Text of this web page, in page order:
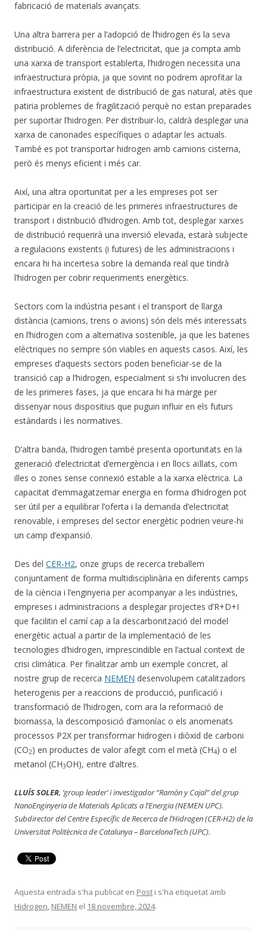
fabricació de materials avançats.
Una altra barrera per a l’adopció de l’hidrogen és la seva
distribució. A diferència de l’electricitat, que ja compta amb
una xarxa de transport establerta, l’hidrogen necessita una
infraestructura pròpia, ja que sovint no podrem aprofitar la
infraestructura existent de distribució de gas natural, atès que
patiria problemes de fragilització perquè no estan preparades
per suportar l’hidrogen. Per distribuir-lo, caldrà desplegar una
xarxa de canonades específiques o adaptar les actuals.
També es pot transportar hidrogen amb camions cisterna,
però és menys eficient i més car.
Així, una altra oportunitat per a les empreses pot ser
participar en la creació de les primeres infraestructures de
transport i distribució d’hidrogen. Amb tot, desplegar xarxes
de distribució requerirà una inversió elevada, estarà subjecte
a regulacions existents (i futures) de les administracions i
encara hi ha incertesa sobre la demanda real que tindrà
l’hidrogen per cobrir requeriments energètics.
Sectors com la indústria pesant i el transport de llarga
distància (camions, trens o avions) són dels més interessats
en l’hidrogen com a alternativa sostenible, ja que les bateries
elèctriques no sempre són viables en aquests casos. Així, les
empreses d’aquests sectors poden beneficiar-se de la
transició cap a l’hidrogen, especialment si s’hi involucren des
de les primeres fases, ja que encara hi ha marge per
dissenyar nous dispositius que puguin influir en els futurs
estàndards i les normatives.
D’altra banda, l’hidrogen també presenta oportunitats en la
generació d’electricitat d’emergència i en llocs aïllats, com
illes o zones sense connexió estable a la xarxa elèctrica. La
capacitat d’emmagatzemar energia en forma d’hidrogen pot
ser útil per a equilibrar l’oferta i la demanda d’electricitat
renovable, i empreses del sector energètic podrien veure-hi
un camp d’expansió.
Des del CER-H2, onze grups de recerca treballem
conjuntament de forma multidisciplinària en diferents camps
de la ciència i l’enginyeria per acompanyar a les indústries,
empreses i administracions a desplegar projectes d’R+D+I
que facilitin el camí cap a la descarbonització del model
energètic actual a partir de la implementació de les
tecnologies d’hidrogen, imprescindible en l’actual context de
crisi climàtica. Per finalitzar amb un exemple concret, al
nostre grup de recerca NEMEN desenvolupem catalitzadors
heterogenis per a reaccions de producció, purificació i
transformació de l’hidrogen, com ara la reformació de
biomassa, la descomposició d’amoníac o els anomenats
processos P2X per transformar hidrogen i diòxid de carboni
(CO2) en productes de valor afegit com el metà (CH4) o el
metanol (CH3OH), entre d’altres.
LLUÍS SOLER, ‘group leader’ i investigador “Ramón y Cajal” del grup
NanoEnginyeria de Materials Aplicats a l’Energia (NEMEN UPC).
Subdirector del Centre Específic de Recerca de l’Hidrogen (CER-H2) de la
Universitat Politècnica de Catalunya – BarcelonaTech (UPC).
Aquesta entrada s'ha publicat en Post i s'ha etiquetat amb
Hidrogen NEMEN el 18 novembre, 2024.